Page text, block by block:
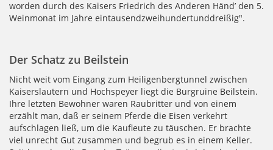
worden durch des Kaisers Friedrich des Anderen Händ’ den 5.
Weinmonat im Jahre eintausendzweihundertunddreißig".
Der Schatz zu Beilstein
Nicht weit vom Eingang zum Heiligenbergtunnel zwischen
Kaiserslautern und Hochspeyer liegt die Burgruine Beilstein.
Ihre letzten Bewohner waren Raubritter und von einem
erzählt man, daß er seinem Pferde die Eisen verkehrt
aufschlagen ließ, um die Kaufleute zu täuschen. Er brachte
viel unrecht Gut zusammen und begrub es in einem Keller.